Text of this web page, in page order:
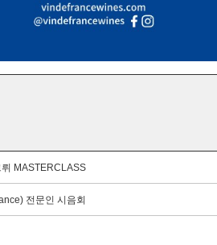
MASTERCLASS
전문인 시음회